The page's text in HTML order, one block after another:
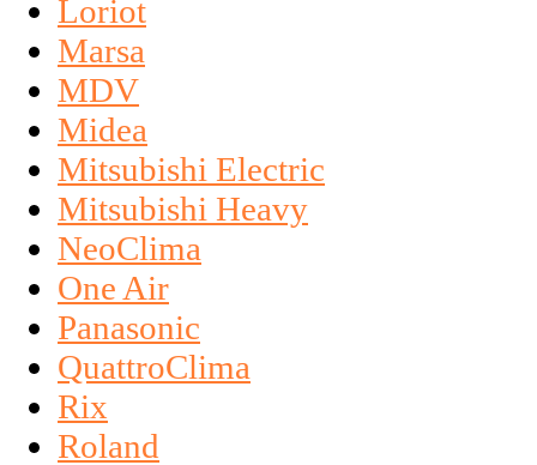
Loriot
Marsa
MDV
Midea
Mitsubishi Electric
Mitsubishi Heavy
NeoClima
One Air
Panasonic
QuattroClima
Rix
Roland